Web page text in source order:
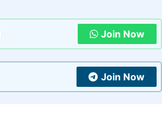
Join Now
Join Now